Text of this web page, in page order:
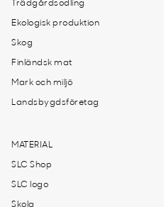
Trädgårdsodling
Ekologisk produktion
Skog
Finländsk mat
Mark och miljö
Landsbygdsföretag
MATERIAL
SLC Shop
SLC logo
Skola